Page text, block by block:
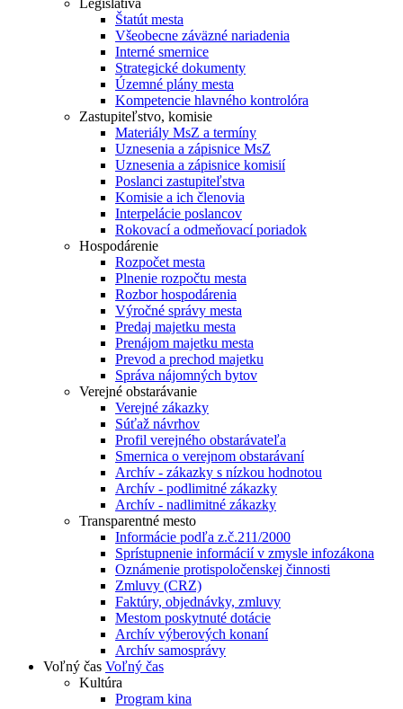
Legislatíva
Štatút mesta
Všeobecne záväzné nariadenia
Interné smernice
Strategické dokumenty
Územné plány mesta
Kompetencie hlavného kontrolóra
Zastupiteľstvo, komisie
Materiály MsZ a termíny
Uznesenia a zápisnice MsZ
Uznesenia a zápisnice komisií
Poslanci zastupiteľstva
Komisie a ich členovia
Interpelácie poslancov
Rokovací a odmeňovací poriadok
Hospodárenie
Rozpočet mesta
Plnenie rozpočtu mesta
Rozbor hospodárenia
Výročné správy mesta
Predaj majetku mesta
Prenájom majetku mesta
Prevod a prechod majetku
Správa nájomných bytov
Verejné obstarávanie
Verejné zákazky
Súťaž návrhov
Profil verejného obstarávateľa
Smernica o verejnom obstarávaní
Archív - zákazky s nízkou hodnotou
Archív - podlimitné zákazky
Archív - nadlimitné zákazky
Transparentné mesto
Informácie podľa z.č.211/2000
Sprístupnenie informácií v zmysle infozákona
Oznámenie protispoločenskej činnosti
Zmluvy (CRZ)
Faktúry, objednávky, zmluvy
Mestom poskytnuté dotácie
Archív výberových konaní
Archív samosprávy
Voľný čas Voľný čas
Kultúra
Program kina